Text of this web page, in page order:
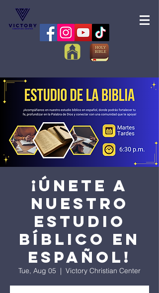
¡Únete a
nuestro
Estudio
Bíblico en
Español!
Tue, Aug 05
  |
Victory Christian Center